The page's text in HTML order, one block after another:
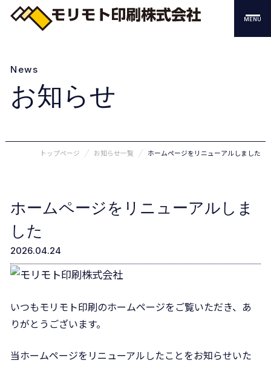
MENU
News
お知らせ
トップページ お知らせ一覧 ホームページをリニューアルしました
ホームページをリニューアルしま
した
2026.04.24
いつもモリモト印刷のホームページをご覧いただき、あ
りがとうございます。
当ホームページをリニューアルしたことをお知らせいた